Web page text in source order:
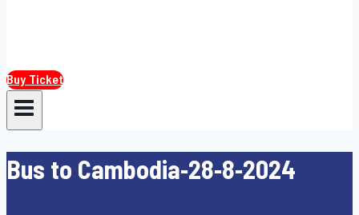
Buy Ticket
Bus to Cambodia-28-8-2024